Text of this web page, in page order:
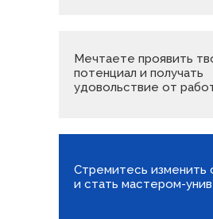
Мечтаете проявить
потенциал и получать
удовольствие от
Стремитесь изменить
и стать мастером-